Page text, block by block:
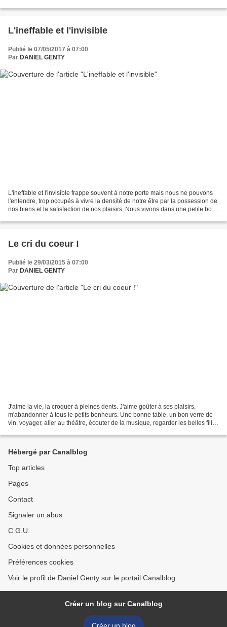
L'ineffable et l'invisible
Publié le 07/05/2017 à 07:00
Par DANIEL GENTY
L'ineffable et l'invisible frappe souvent à notre porte mais nous ne pouvons
l'entendre, trop occupés à vivre la densité de notre être par la possession de
nos biens et la satisfaction de nos plaisirs. Nous vivons dans une petite boîte
Le cri du coeur !
Publié le 29/03/2015 à 07:00
Par DANIEL GENTY
J'aime la vie, la croquer à pleines dents. J'aime goûter à ses plaisirs,
m'abandonner à tous le petits bonheurs. Une bonne table, un bon verre de
vin, voyager, aller au théâtre, écouter de la musique, regarder les belles filles
Hébergé par Canalblog
Top articles
Pages
Contact
Signaler un abus
C.G.U.
Cookies et données personnelles
Préférences cookies
Voir le profil de Daniel Genty sur le portail Canalblog
Créer un blog sur Canalblog